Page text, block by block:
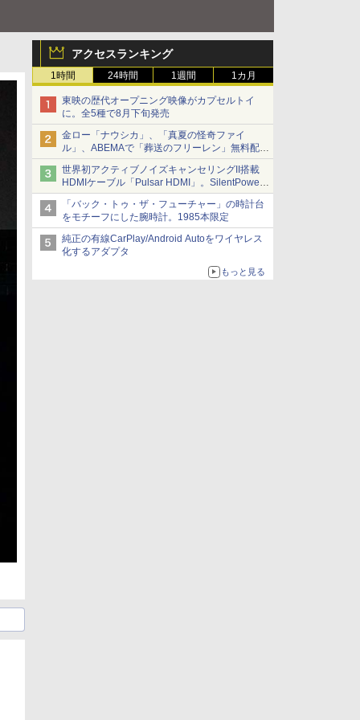
アクセスランキング
1時間 24時間 1週間 1カ月
東映の歴代オープニング映像がカプセルトイ
に。全5種で8月下旬発売
金ロー「ナウシカ」、「真夏の怪奇ファイ
ル」、ABEMAで「葬送のフリーレン」無料配信
など。夏の特番・配信情報
世界初アクティブノイズキャンセリングII搭載
HDMIケーブル「Pulsar HDMI」。SilentPower
から
「バック・トゥ・ザ・フューチャー」の時計台
をモチーフにした腕時計。1985本限定
純正の有線CarPlay/Android Autoをワイヤレス
化するアダプタ
もっと見る